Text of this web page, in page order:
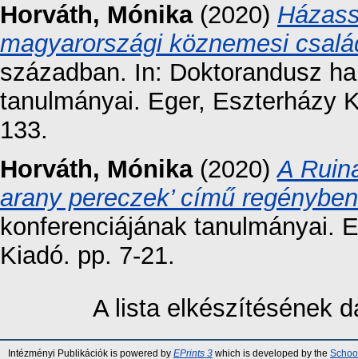
Horváth, Mónika(2020)
magyarországi köznemesi
században. In: Doktorandusz
tanulmányai. Eger, Eszterházy
133.
Horváth, Mónika(2020)A
arany pereczek’ című regényben
konferenciájának tanulmányai.
Kiadó. pp. 7-21.
A lista elkészítésének
Intézményi Publikációk is powered by EPrints 3 which is developed by the